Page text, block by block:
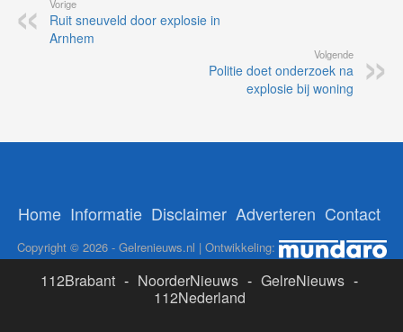
Vorige
Ruit sneuveld door explosie in
Arnhem
Volgende
Politie doet onderzoek na
explosie bij woning
Home Informatie Disclaimer Adverteren Contact
Copyright © 2026 - Gelrenieuws.nl | Ontwikkeling:
112Brabant - NoorderNieuws - GelreNieuws -
112Nederland